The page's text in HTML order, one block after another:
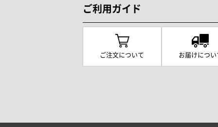
ご利用ガイド
ご注文について お届けについ